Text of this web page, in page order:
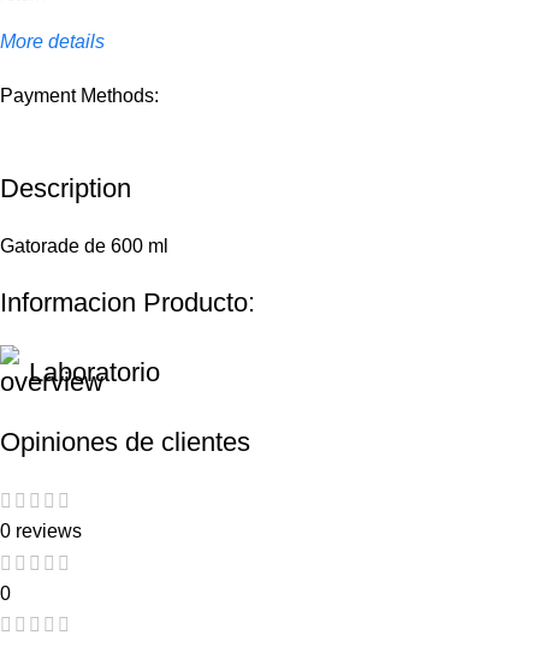
More details
Payment Methods:
Description
Gatorade de 600 ml
Informacion Producto:
Laboratorio
Opiniones de clientes
0 reviews
0